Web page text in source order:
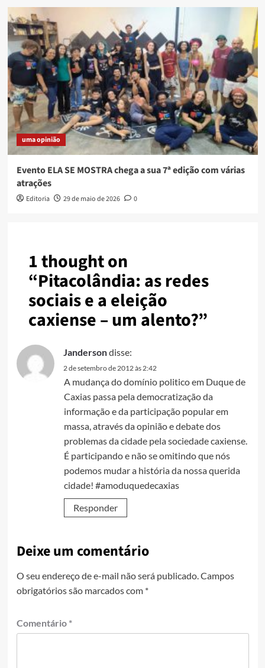
uma opinião
Evento ELA SE MOSTRA chega a sua 7ª edição com várias
atrações
Editoria 29 de maio de 2026 0
1 thought on
“Pitacolândia: as redes
sociais e a eleição
caxiense – um alento?”
Jandersondisse:
2 de setembro de 2012 às 2:42
A mudança do domínio politico em Duque de
Caxias passa pela democratização da
informação e da participação popular em
massa, através da opinião e debate dos
problemas da cidade pela sociedade caxiense.
É participando e não se omitindo que nós
podemos mudar a história da nossa querida
cidade! #amoduquedecaxias
Responder
Deixe um comentário
O seu endereço de e-mail não será publicado.Campos
obrigatórios são marcados com *
Comentário *